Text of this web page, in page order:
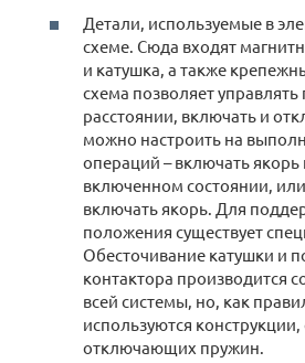
Детали, используемые в
схеме. Сюда входят
и катушка, а также
схема позволяет
расстоянии, включать и
можно настроить на
операций – включать якорь
включенном состоянии,
включать якорь. Для
положения существует
Обесточивание катушки и
контактора производится
всей системы, но, как
используются
отключающих пружин.